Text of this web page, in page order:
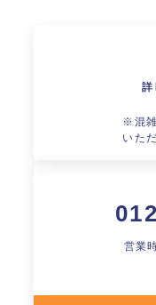
詳
※混雑
いた
営業